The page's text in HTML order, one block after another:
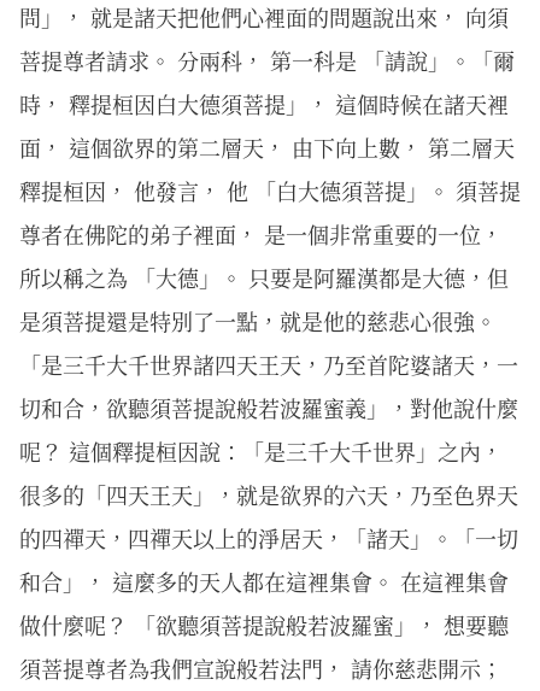
問」， 就是諸天把他們心裡面的問題說出來， 向須
菩提尊者請求。 分兩科， 第一科是 「請說」。「爾
時， 釋提桓因白大德須菩提」， 這個時候在諸天裡
面， 這個欲界的第二層天， 由下向上數， 第二層天
釋提桓因， 他發言， 他 「白大德須菩提」。 須菩提
尊者在佛陀的弟子裡面， 是一個非常重要的一位，
所以稱之為 「大德」。 只要是阿羅漢都是大德，但
是須菩提還是特別了一點，就是他的慈悲心很強。
「是三千大千世界諸四天王天，乃至首陀婆諸天，一
切和合，欲聽須菩提說般若波羅蜜義」，對他說什麼
呢？ 這個釋提桓因說：「是三千大千世界」之內，
很多的「四天王天」，就是欲界的六天，乃至色界天
的四禪天，四禪天以上的淨居天，「諸天」。「一切
和合」， 這麼多的天人都在這裡集會。 在這裡集會
做什麼呢？ 「欲聽須菩提說般若波羅蜜」， 想要聽
須菩提尊者為我們宣說般若法門， 請你慈悲開示；